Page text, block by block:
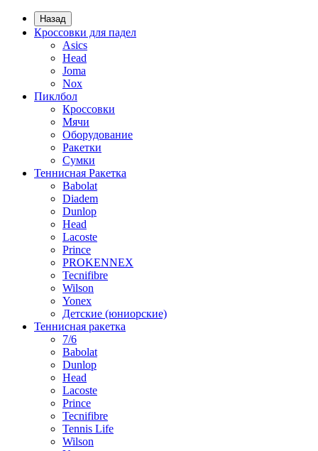
Назад
Кроссовки для падел
Asics
Head
Joma
Nox
Пиклбол
Кроссовки
Мячи
Оборудование
Ракетки
Сумки
Теннисная Ракетка
Babolat
Diadem
Dunlop
Head
Lacoste
Prince
PROKENNEX
Tecnifibre
Wilson
Yonex
Детские (юниорские)
Теннисная ракетка
7/6
Babolat
Dunlop
Head
Lacoste
Prince
Tecnifibre
Tennis Life
Wilson